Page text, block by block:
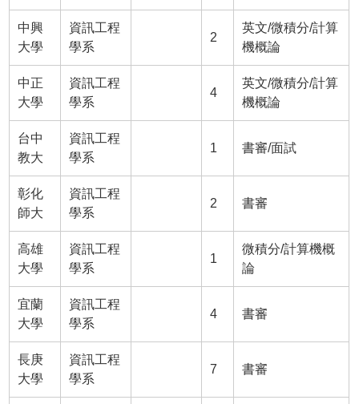
中興
大學
資訊工程
學系
2
英文/微積分/計算
機概論
中正
大學
資訊工程
學系
4
英文/微積分/計算
機概論
台中
教大
資訊工程
學系
1 書審/面試
彰化
師大
資訊工程
學系
2 書審
高雄
大學
資訊工程
學系
1
微積分/計算機概
論
宜蘭
大學
資訊工程
學系
4 書審
長庚
大學
資訊工程
學系
7 書審